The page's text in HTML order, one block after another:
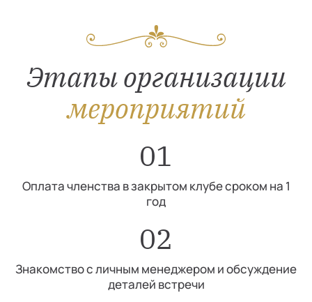
Этапы организации
мероприятий
01
Оплата членства в закрытом клубе сроком на 1
год
02
Знакомство с личным менеджером и обсуждение
деталей встречи